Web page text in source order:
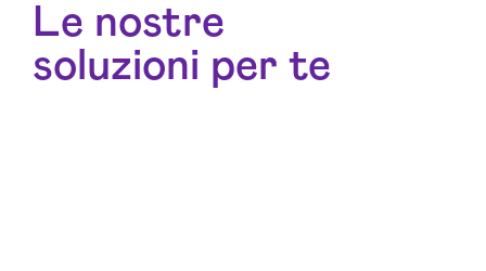
Le nostre
soluzioni per te